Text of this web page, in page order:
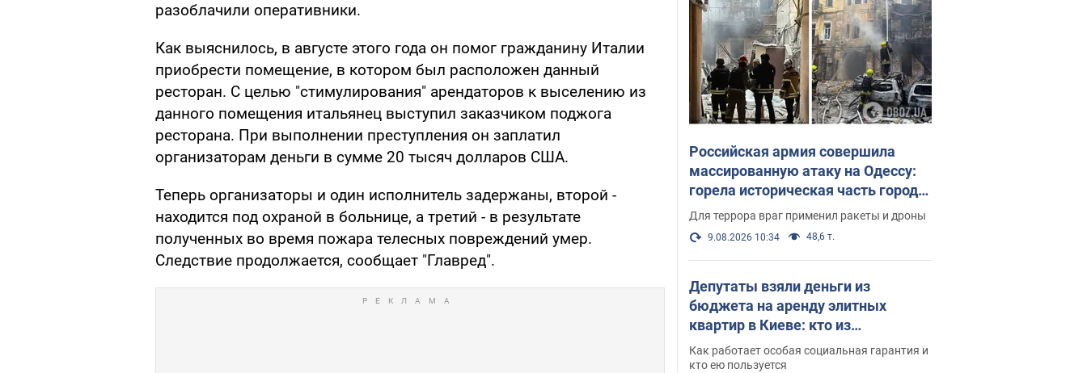
разоблачили оперативники.
Как выяснилось, в августе этого года он помог гражданину Италии
приобрести помещение, в котором был расположен данный
ресторан. С целью "стимулирования" арендаторов к выселению из
данного помещения итальянец выступил заказчиком поджога
ресторана. При выполнении преступления он заплатил
организаторам деньги в сумме 20 тысяч долларов США.
Теперь организаторы и один исполнитель задержаны, второй -
находится под охраной в больнице, а третий - в результате
полученных во время пожара телесных повреждений умер.
Следствие продолжается, сообщает "Главред".
Российская армия совершила
массированную атаку на Одессу:
горела историческая часть города,
есть пострадавшие. Фото и видео
Для террора враг применил ракеты и дроны
9.08.2026 10:34 48,6 т.
Депутаты взяли деньги из
бюджета на аренду элитных
квартир в Киеве: кто из
парламентариев просил средства
и где поселился
Как работает особая социальная гарантия и
кто ею пользуется